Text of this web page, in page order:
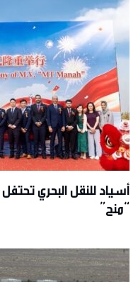
أسياد للنقل البحري
“منح”